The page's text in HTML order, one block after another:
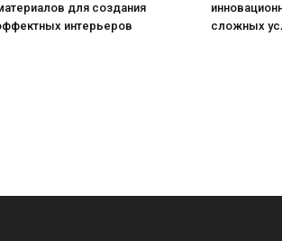
для создания
интерьеров
сложных